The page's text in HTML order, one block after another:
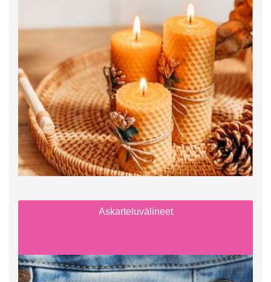
Askarteluvälineet